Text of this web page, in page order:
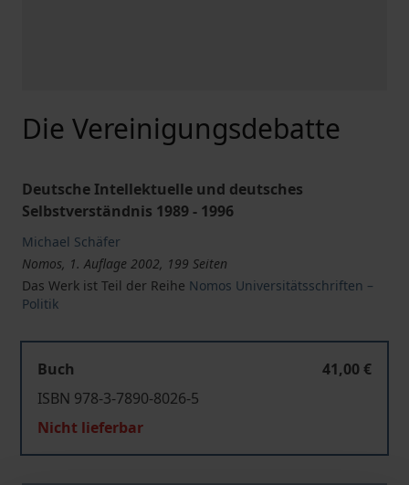
Die Vereinigungsdebatte
Deutsche Intellektuelle und deutsches
Selbstverständnis 1989 - 1996
Michael Schäfer
Nomos, 1. Auflage 2002, 199 Seiten
Das Werk ist Teil der Reihe Nomos Universitätsschriften –
Politik
Buch
41,00 €
ISBN 978-3-7890-8026-5
Nicht lieferbar